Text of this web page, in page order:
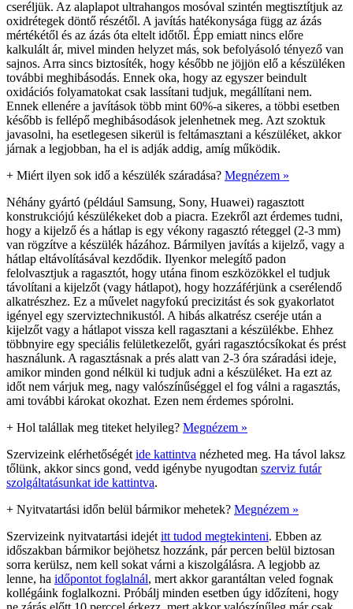
cseréljük. Az alaplapot ultrahangos mosóval szintén megtisztítjuk az
oxidrétegek döntő részétől. A javítás hatékonysága függ az ázás
mértékétől és az ázás óta eltelt időtől. Épp emiatt nincs előre
kalkulált ár, mivel minden helyzet más, sok befolyásoló tényező van
sajnos. Arra sincs biztosíték, hogy később ne jöjjön elő a készüléken
további meghibásodás. Ennek oka, hogy az egyszer beindult
oxidációs folyamatokat csak lassítani tudjuk, megállítani nem.
Ennek ellenére a javítások több mint 60%-a sikeres, a többi esetben
később is fellépő meghibásodások jelenhetnek meg. Azt szoktuk
javasolni, ha esetlegesen sikerül is feltámasztani a készüléket, akkor
járnak a legjobban, ha el is adják addig, amíg működik.
+ Miért ilyen sok idő a készülék száradása? Megnézem »
Néhány gyártó (például Samsung, Sony, Huawei) ragasztott
konstrukciójú készülékeket dob a piacra. Ezekről azt érdemes tudni,
hogy a kijelző és a hátlap is egy vékony ragasztó réteggel (2-3 mm)
van rögzítve a készülék házához. Bármilyen javítás a kijelző, vagy a
hátlap eltávolításával kezdődik. Ilyenkor melegítő padon
felolvasztjuk a ragasztót, hogy utána finom eszközökkel el tudjuk
távolítani a kijelzőt (vagy hátlapot), hogy hozzáférjünk a cserélendő
alkatrészhez. Ez a művelet nagyfokú precizitást és sok gyakorlatot
igényel egy szerviztechnikustól. A hibás alkatrész cseréje után a
kijelzőt vagy a hátlapot vissza kell ragasztani a készülékbe. Ehhez
többnyire egy speciális felületkezelőt, gyári ragasztócsíkokat és prést
használunk. A ragasztásnak a prés alatt van 2-3 óra száradási ideje,
amikor minden gond nélkül ki tudjuk adni a készüléket. Ha ezt az
időt nem várjuk meg, nagy valószínűséggel el fog válni a ragasztás,
ami további károkat okozhat. Ezen nem érdemes spórolni.
+ Hol talállak meg titeket helyileg? Megnézem »
Szervizeink elérhetőségét ide kattintva nézheted meg. Ha távol laksz
tőlünk, akkor sincs gond, vedd igénybe nyugodtan szerviz futár
szolgáltatásunkat ide kattintva.
+ Nyitvatartási időn belül bármikor mehetek? Megnézem »
Szervizeink nyitvatartási idejét itt tudod megtekinteni. Ebben az
időszakban bármikor bejöhetsz hozzánk, pár percen belül biztosan
sorra kerülsz, nem kell sokat várni a kiszolgálásra. A legjobb az
lenne, ha időpontot foglalnál, mert akkor garantáltan veled fognak
kollégáink foglalkozni. Próbálj minden esetben úgy időzíteni, hogy